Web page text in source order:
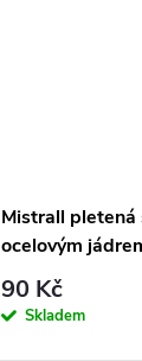
Mistrall pletená
ocelovým
Steel Core
90 Kč
Skladem